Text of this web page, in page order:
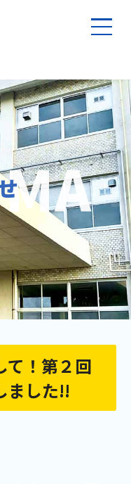
スポーツ教室を実
て！第２回
ました!!